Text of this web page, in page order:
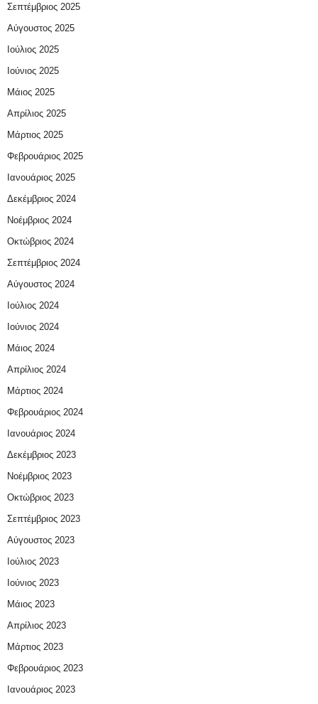
Σεπτέμβριος 2025
Αύγουστος 2025
Ιούλιος 2025
Ιούνιος 2025
Μάιος 2025
Απρίλιος 2025
Μάρτιος 2025
Φεβρουάριος 2025
Ιανουάριος 2025
Δεκέμβριος 2024
Νοέμβριος 2024
Οκτώβριος 2024
Σεπτέμβριος 2024
Αύγουστος 2024
Ιούλιος 2024
Ιούνιος 2024
Μάιος 2024
Απρίλιος 2024
Μάρτιος 2024
Φεβρουάριος 2024
Ιανουάριος 2024
Δεκέμβριος 2023
Νοέμβριος 2023
Οκτώβριος 2023
Σεπτέμβριος 2023
Αύγουστος 2023
Ιούλιος 2023
Ιούνιος 2023
Μάιος 2023
Απρίλιος 2023
Μάρτιος 2023
Φεβρουάριος 2023
Ιανουάριος 2023